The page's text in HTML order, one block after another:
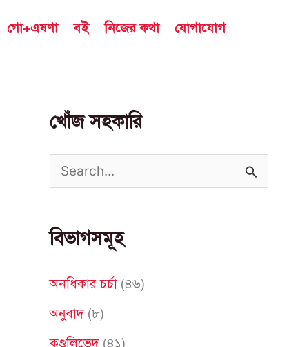
গো+এষণা বই নিজের কথা যোগাযোগ
খোঁজ সহকারি
a
c
h
বিভাগসমূহ
অনধিকার চর্চা(৪৬)
অনুবাদ (৮)
কুণ্ডলিভেদ (৪১)